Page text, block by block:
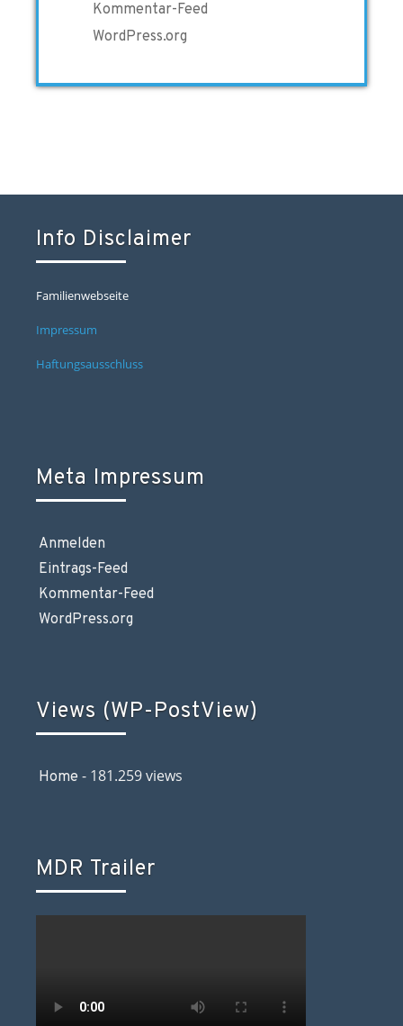
Kommentar-Feed
WordPress.org
Info Disclaimer
Familienwebseite
Impressum
Haftungsausschluss
Meta Impressum
Anmelden
Eintrags-Feed
Kommentar-Feed
WordPress.org
Views (WP-PostView)
Home - 181.259 views
MDR Trailer